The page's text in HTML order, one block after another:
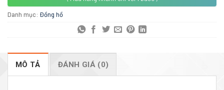
Danh mục: Đồng hồ
MÔ TẢ ĐÁNH GIÁ (0)